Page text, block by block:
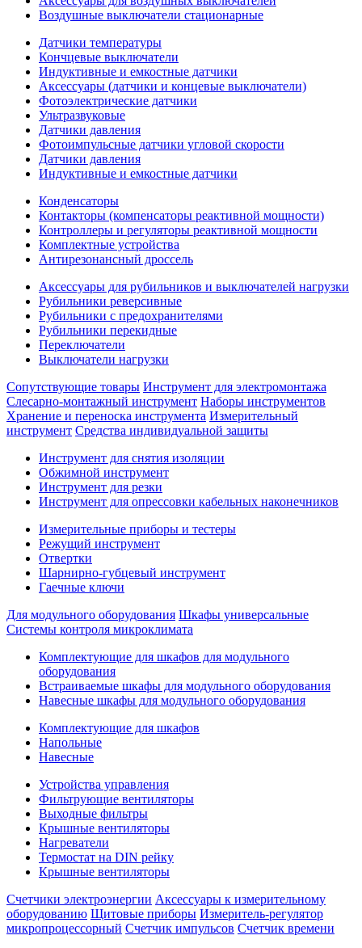
Воздушные выключатели стационарные
Датчики температуры
Кончцевые выключатели
Индуктивные и емкостные датчики
Аксессуары (датчики и концевые выключатели)
Фотоэлектрические датчики
Ультразвуковые
Датчики давления
Фотоимпульсные датчики угловой скорости
Датчики давления
Индуктивные и емкостные датчики
Конденсаторы
Контакторы (компенсаторы реактивной мощности)
Контроллеры и регуляторы реактивной мощности
Комплектные устройства
Антирезонансный дроссель
Аксессуары для рубильников и выключателей нагрузки
Рубильники реверсивные
Рубильники с предохранителями
Рубильники перекидные
Переключатели
Выключатели нагрузки
Сопутствующие товары Инструмент для электромонтажа
Слесарно-монтажный инструмент Наборы инструментов
Хранение и переноска инструмента Измерительный
инструмент Средства индивидуальной защиты
Инструмент для снятия изоляции
Обжимной инструмент
Инструмент для резки
Инструмент для опрессовки кабельных наконечников
Измерительные приборы и тестеры
Режущий инструмент
Отвертки
Шарнирно-губцевый инструмент
Гаечные ключи
Для модульного оборудования Шкафы универсальные
Системы контроля микроклимата
Комплектующие для шкафов для модульного
оборудования
Встраиваемые шкафы для модульного оборудования
Навесные шкафы для модульного оборудования
Комплектующие для шкафов
Напольные
Навесные
Устройства управления
Фильтрующие вентиляторы
Выходные фильтры
Крышные вентиляторы
Нагреватели
Термостат на DIN рейку
Крышные вентиляторы
Счетчики электроэнергии Аксессуары к измерительному
оборудованию Щитовые приборы Измеритель-регулятор
микропроцессорный Счетчик импульсов Счетчик времени